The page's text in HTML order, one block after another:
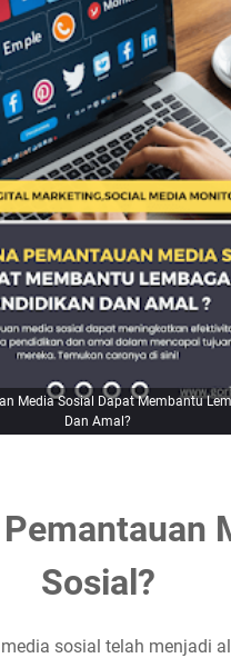
dan amal?
bisa digunakan untuk
cara memulai pemantauan
Media Sosial untuk
Komunikasi dengan Siswa
Media Sosial
Pemantauan Media Sosial
Komunikasi dengan
Pemantauan Media Sosial
Alat Pemantauan yang Tepat
Kata Kunci dan Hashtag
Pertanyaan dan Keluhan
Reputasi Sekolah Melalui
Sekolah Menengah Atas
Media Sosial Dapat Membantu
Dan Amal?
Sosial?
sosial telah menjadi